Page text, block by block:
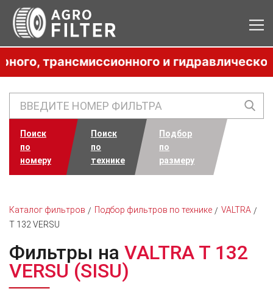
трансмиссионного и
Поиск
по
номеру
Поиск
по
технике
Подбор
по
размеру
Каталог фильтров Подбор фильтров по технике
VALTRA
T 132 VERSU
Фильтры на VALTRA T 132
VERSU (SISU)